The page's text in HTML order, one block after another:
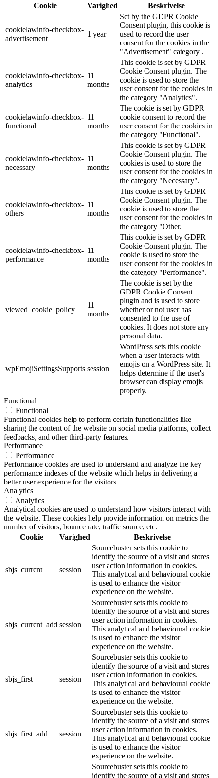
Cookie
Varighed Beskrivelse
cookielawinfo-checkbox-
advertisement
1 year
Set by the GDPR Cookie
Consent plugin, this cookie is
used to record the user
consent for the cookies in the
"Advertisement" category .
cookielawinfo-checkbox-
analytics
11
months
This cookie is set by GDPR
Cookie Consent plugin. The
cookie is used to store the
user consent for the cookies in
the category "Analytics".
cookielawinfo-checkbox-
functional
11
months
The cookie is set by GDPR
cookie consent to record the
user consent for the cookies in
the category "Functional".
cookielawinfo-checkbox-
necessary
11
months
This cookie is set by GDPR
Cookie Consent plugin. The
cookies is used to store the
user consent for the cookies in
the category "Necessary".
cookielawinfo-checkbox-
others
11
months
This cookie is set by GDPR
Cookie Consent plugin. The
cookie is used to store the
user consent for the cookies in
the category "Other.
cookielawinfo-checkbox-
performance
11
months
This cookie is set by GDPR
Cookie Consent plugin. The
cookie is used to store the
user consent for the cookies in
the category "Performance".
viewed_cookie_policy
11
months
The cookie is set by the
GDPR Cookie Consent
plugin and is used to store
whether or not user has
consented to the use of
cookies. It does not store any
personal data.
wpEmojiSettingsSupports session
WordPress sets this cookie
when a user interacts with
emojis on a WordPress site. It
helps determine if the user's
browser can display emojis
properly.
Functional
Functional
Functional cookies help to perform certain functionalities like
sharing the content of the website on social media platforms, collect
feedbacks, and other third-party features.
Performance
Performance
Performance cookies are used to understand and analyze the key
performance indexes of the website which helps in delivering a
better user experience for the visitors.
Analytics
Analytics
Analytical cookies are used to understand how visitors interact with
the website. These cookies help provide information on metrics the
number of visitors, bounce rate, traffic source, etc.
Cookie
Varighed Beskrivelse
sbjs_current session
Sourcebuster sets this cookie to
identify the source of a visit and stores
user action information in cookies.
This analytical and behavioural cookie
is used to enhance the visitor
experience on the website.
sbjs_current_add session
Sourcebuster sets this cookie to
identify the source of a visit and stores
user action information in cookies.
This analytical and behavioural cookie
is used to enhance the visitor
experience on the website.
sbjs_first session
Sourcebuster sets this cookie to
identify the source of a visit and stores
user action information in cookies.
This analytical and behavioural cookie
is used to enhance the visitor
experience on the website.
sbjs_first_add session
Sourcebuster sets this cookie to
identify the source of a visit and stores
user action information in cookies.
This analytical and behavioural cookie
is used to enhance the visitor
experience on the website.
Sourcebuster sets this cookie to
identify the source of a visit and stores